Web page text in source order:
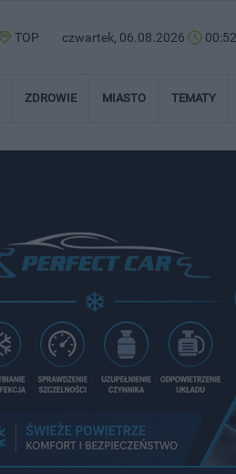
TOP czwartek, 06.08.2026 00:52
ZDROWIE MIASTO TEMATY